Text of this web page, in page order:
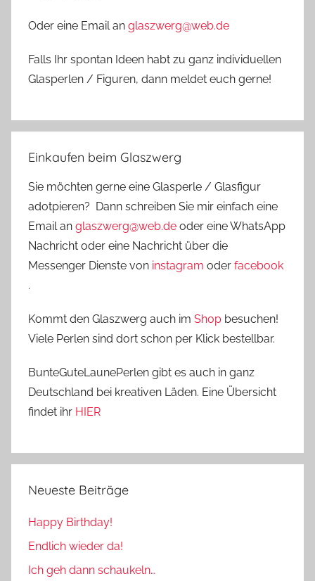
Oder eine Email an glaszwerg@web.de
Falls Ihr spontan Ideen habt zu ganz individuellen
Glasperlen / Figuren, dann meldet euch gerne!
Einkaufen beim Glaszwerg
Sie möchten gerne eine Glasperle / Glasfigur
adotpieren? Dann schreiben Sie mir einfach eine
Email an glaszwerg@web.de oder eine WhatsApp
Nachricht oder eine Nachricht über die
Messenger Dienste von instagram oder facebook
.
Kommt den Glaszwerg auch im Shop besuchen!
Viele Perlen sind dort schon per Klick bestellbar.
BunteGuteLaunePerlen gibt es auch in ganz
Deutschland bei kreativen Läden. Eine Übersicht
findet ihr HIER
Neueste Beiträge
Happy Birthday!
Endlich wieder da!
Ich geh dann schaukeln…